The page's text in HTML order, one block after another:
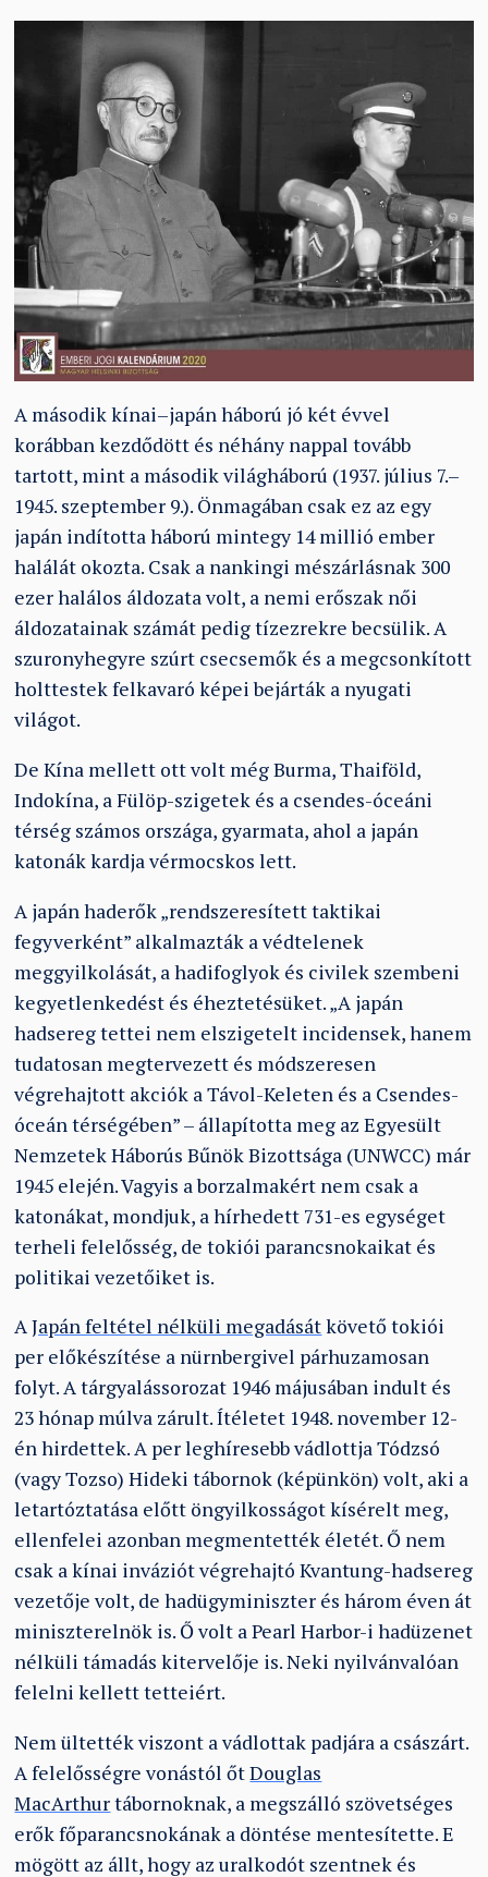
A második kínai–japán háború jó két évvel
korábban kezdődött és néhány nappal tovább
tartott, mint a második világháború (1937. július 7.–
1945. szeptember 9.). Önmagában csak ez az egy
japán indította háború mintegy 14 millió ember
halálát okozta. Csak a nankingi mészárlásnak 300
ezer halálos áldozata volt, a nemi erőszak női
áldozatainak számát pedig tízezrekre becsülik. A
szuronyhegyre szúrt csecsemők és a megcsonkított
holttestek felkavaró képei bejárták a nyugati
világot.
De Kína mellett ott volt még Burma, Thaiföld,
Indokína, a Fülöp-szigetek és a csendes-óceáni
térség számos országa, gyarmata, ahol a japán
katonák kardja vérmocskos lett.
A japán haderők „rendszeresített taktikai
fegyverként” alkalmazták a védtelenek
meggyilkolását, a hadifoglyok és civilek szembeni
kegyetlenkedést és éheztetésüket. „A japán
hadsereg tettei nem elszigetelt incidensek, hanem
tudatosan megtervezett és módszeresen
végrehajtott akciók a Távol-Keleten és a Csendes-
óceán térségében” – állapította meg az Egyesült
Nemzetek Háborús Bűnök Bizottsága (UNWCC) már
1945 elején. Vagyis a borzalmakért nem csak a
katonákat, mondjuk, a hírhedett 731-es egységet
terheli felelősség, de tokiói parancsnokaikat és
politikai vezetőiket is.
‌AJapán feltétel nélküli megadásátkövető tokiói
per előkészítése a nürnbergivel párhuzamosan
folyt. A tárgyalássorozat 1946 májusában indult és
23 hónap múlva zárult. Ítéletet 1948. november 12-
én hirdettek. A per leghíresebb vádlottja Tódzsó
(vagy Tozso) Hideki tábornok (képünkön) volt, aki a
letartóztatása előtt öngyilkosságot kísérelt meg,
ellenfelei azonban megmentették életét. Ő nem
csak a kínai inváziót végrehajtó Kvantung-hadsereg
vezetője volt, de hadügyminiszter és három éven át
miniszterelnök is. Ő volt a Pearl Harbor-i hadüzenet
nélküli támadás kitervelője is. Neki nyilvánvalóan
felelni kellett tetteiért.
Nem ültették viszont a vádlottak padjára a császárt.
A felelősségre vonástól őtDouglas
MacArthurtábornoknak, a megszálló szövetséges
erők főparancsnokának a döntése mentesítette. E
mögött az állt, hogy az uralkodót szentnek és